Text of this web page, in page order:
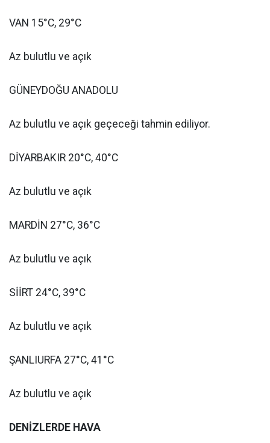
VAN 15°C, 29°C
Az bulutlu ve açık
GÜNEYDOĞU ANADOLU
Az bulutlu ve açık geçeceği tahmin ediliyor.
DİYARBAKIR 20°C, 40°C
Az bulutlu ve açık
MARDİN 27°C, 36°C
Az bulutlu ve açık
SİİRT 24°C, 39°C
Az bulutlu ve açık
ŞANLIURFA 27°C, 41°C
Az bulutlu ve açık
DENİZLERDE HAVA